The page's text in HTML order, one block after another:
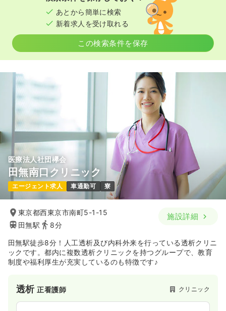
正看護師
日勤のみ（常勤）
4週8休以上
詳細を見る
一時募集休止
給与 34.3万円 /月 賞与3ヶ月
※経験5年の例
時間 8:30～17:00（休憩60分）
気になる
検診・健診保健師 一般病院
日勤のみ（常勤）
給与 33.4万円〜/月 賞与3ヶ月
あとから簡単に検索
新着求人を受け取れる
この検索条件を保存
医療法人社団欅会
田無南口クリニック
エージェント求人 車通勤可 寮
東京都西東京市南町5-1-15
田無駅
8分
施設詳細
田無駅徒歩8分！人工透析及び内科外来を行っている透析クリニ
ックです。都内に複数透析クリニックを持つグループで、教育
制度や福利厚生が充実しているのも特徴です♪
透析正看護師 クリニック